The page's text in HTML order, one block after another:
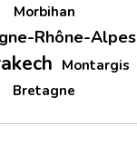
Morbihan
Rhône-Alpes
Montargis
Bretagne